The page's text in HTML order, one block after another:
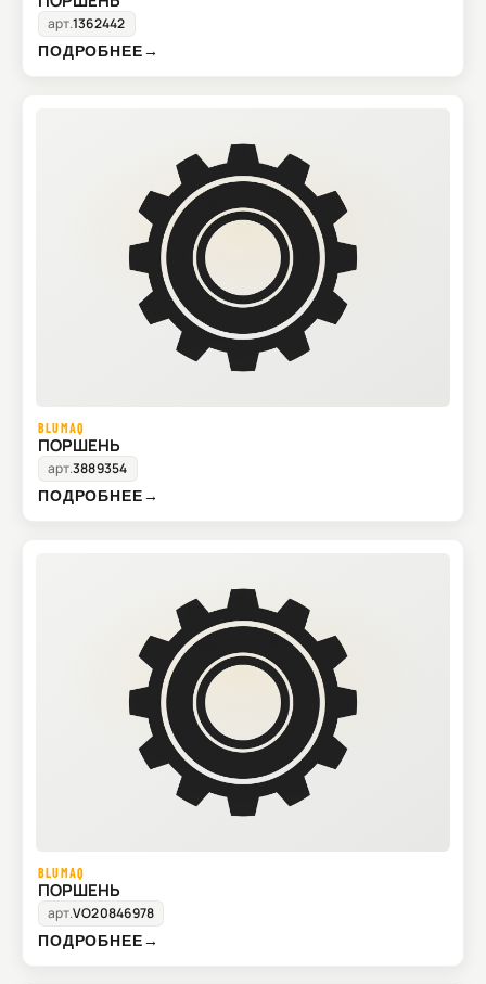
арт.1362442
ПОДРОБНЕЕ→
BLUMAQ
ПОРШЕНЬ
арт.3889354
ПОДРОБНЕЕ→
BLUMAQ
ПОРШЕНЬ
арт.VO20846978
ПОДРОБНЕЕ→